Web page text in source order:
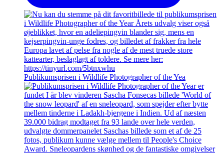
Publikumsprisen i Wildlife Photographer of the Yea